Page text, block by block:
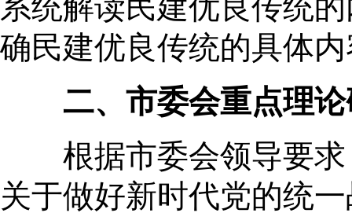
系统解读民建优良传统
确民建优良传统的具体
二、市委会重点理
根据市委会领导要求
关于做好新时代党的统